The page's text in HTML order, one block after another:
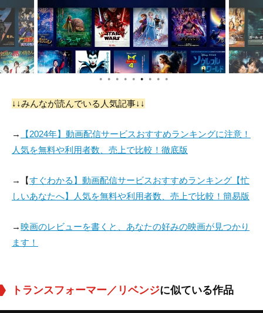
● ● ● ● ● ● ● ● ●
↓↓みんなが読んでいる人気記事↓↓
→
【2024年】動画配信サービスおすすめランキングに注意！
人気を無料や利用者数、売上で比較！徹底版
→【すぐわかる】動画配信サービスおすすめランキング【忙
しいあなたへ】人気を無料や利用者数、売上で比較！簡易版
→映画のレビューを書くと、あなたの好みの映画が見つかり
ます！
トランスフォーマー／リベンジに似ている作品